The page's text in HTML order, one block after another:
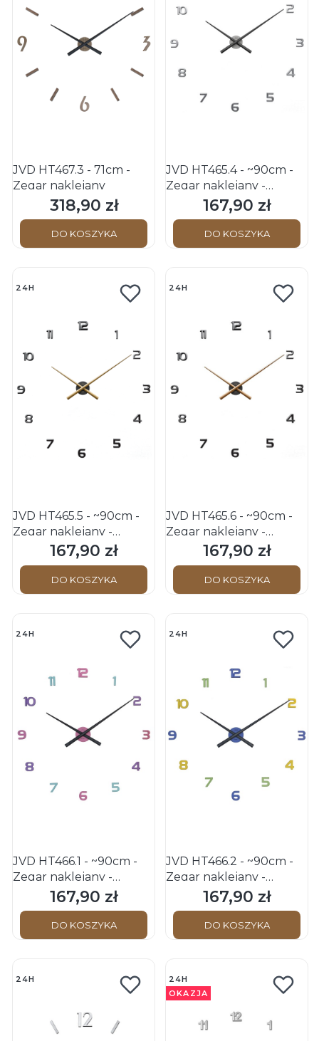
JVD HT467.3 - 71cm -
Zegar naklejany
Cena
318,90 zł
DO KOSZYKA
JVD HT465.4 - ~90cm -
Zegar naklejany -
Srebrny/Czarny
Cena
167,90 zł
DO KOSZYKA
24H
JVD HT465.5 - ~90cm -
Zegar naklejany -
Czarny/Żółto Złoty
Cena
167,90 zł
DO KOSZYKA
24H
JVD HT465.6 - ~90cm -
Zegar naklejany -
Czarny/Różowo Złoty
Cena
167,90 zł
DO KOSZYKA
24H
JVD HT466.1 - ~90cm -
Zegar naklejany -
Kolorowy
Cena
167,90 zł
DO KOSZYKA
24H
JVD HT466.2 - ~90cm -
Zegar naklejany -
Kolorowy
Cena
167,90 zł
DO KOSZYKA
24H
24H
OKAZJA